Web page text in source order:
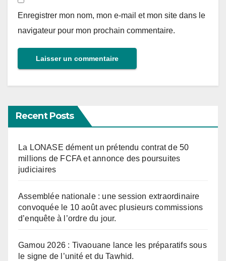
Enregistrer mon nom, mon e-mail et mon site dans le
navigateur pour mon prochain commentaire.
Recent Posts
La LONASE dément un prétendu contrat de 50
millions de FCFA et annonce des poursuites
judiciaires
Assemblée nationale : une session extraordinaire
convoquée le 10 août avec plusieurs commissions
d’enquête à l’ordre du jour.
Gamou 2026 : Tivaouane lance les préparatifs sous
le signe de l’unité et du Tawhid.